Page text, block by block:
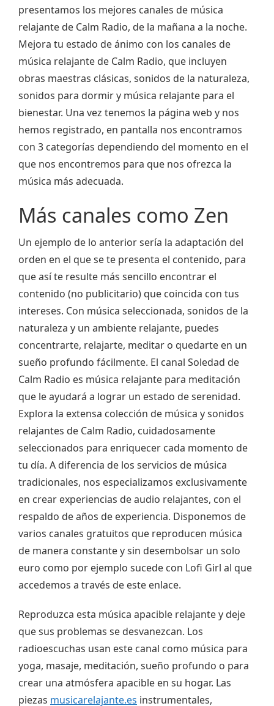
presentamos los mejores canales de música
relajante de Calm Radio, de la mañana a la noche.
Mejora tu estado de ánimo con los canales de
música relajante de Calm Radio, que incluyen
obras maestras clásicas, sonidos de la naturaleza,
sonidos para dormir y música relajante para el
bienestar. Una vez tenemos la página web y nos
hemos registrado, en pantalla nos encontramos
con 3 categorías dependiendo del momento en el
que nos encontremos para que nos ofrezca la
música más adecuada.
Más canales como Zen
Un ejemplo de lo anterior sería la adaptación del
orden en el que se te presenta el contenido, para
que así te resulte más sencillo encontrar el
contenido (no publicitario) que coincida con tus
intereses. Con música seleccionada, sonidos de la
naturaleza y un ambiente relajante, puedes
concentrarte, relajarte, meditar o quedarte en un
sueño profundo fácilmente. El canal Soledad de
Calm Radio es música relajante para meditación
que le ayudará a lograr un estado de serenidad.
Explora la extensa colección de música y sonidos
relajantes de Calm Radio, cuidadosamente
seleccionados para enriquecer cada momento de
tu día. A diferencia de los servicios de música
tradicionales, nos especializamos exclusivamente
en crear experiencias de audio relajantes, con el
respaldo de años de experiencia. Disponemos de
varios canales gratuitos que reproducen música
de manera constante y sin desembolsar un solo
euro como por ejemplo sucede con Lofi Girl al que
accedemos a través de este enlace.
Reproduzca esta música apacible relajante y deje
que sus problemas se desvanezcan. Los
radioescuchas usan este canal como música para
yoga, masaje, meditación, sueño profundo o para
crear una atmósfera apacible en su hogar. Las
piezas musicarelajante.es instrumentales,